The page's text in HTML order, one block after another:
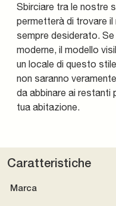
Sbirciare tra le nostre
permetterà di trovare
sempre desiderato.
moderne, il modello
un locale di questo
non saranno
da abbinare ai restanti
tua abitazione.
Caratteristiche
Marca